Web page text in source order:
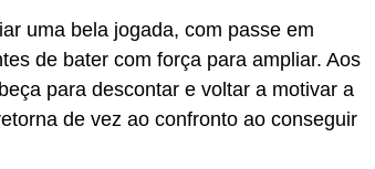
uma bela jogada, com passe em
de bater com força para ampliar. Aos
para descontar e voltar a motivar a
de vez ao confronto ao conseguir